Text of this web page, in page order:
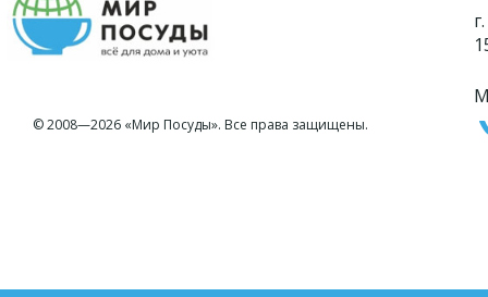
© 2008—2026 «Мир Посуды». Все права защищены.